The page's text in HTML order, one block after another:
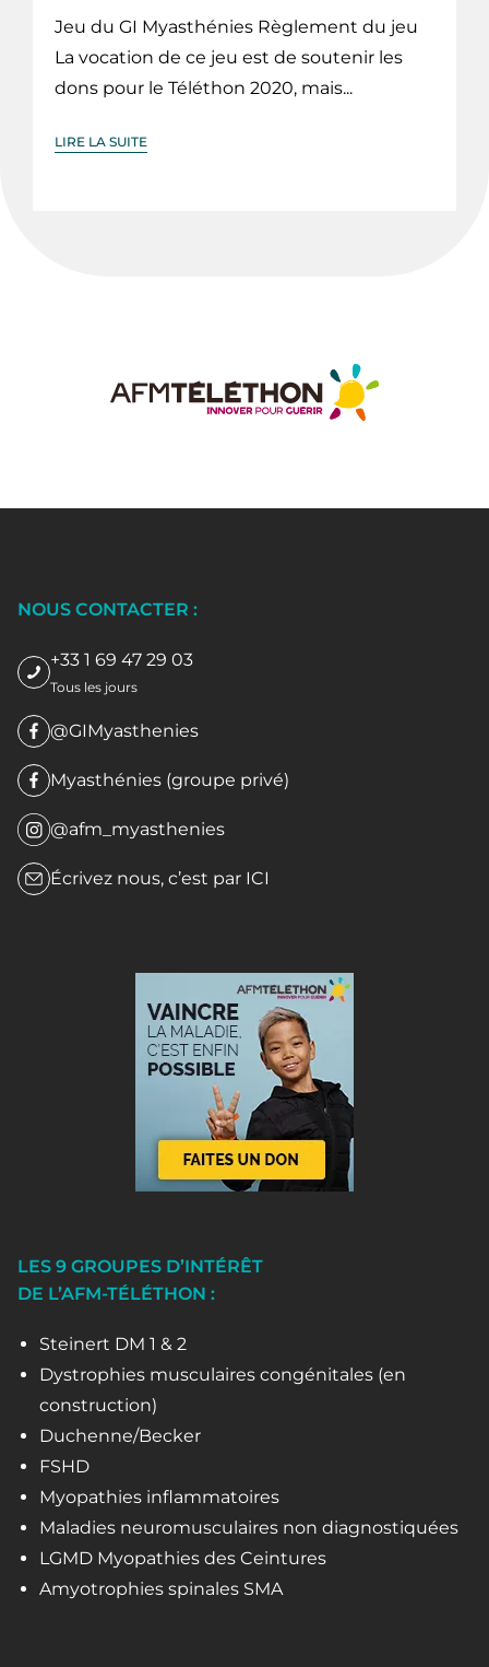
Jeu du GI Myasthénies Règlement du jeu
La vocation de ce jeu est de soutenir les
dons pour le Téléthon 2020, mais...
LIRE LA SUITE
NOUS CONTACTER :
+33 1 69 47 29 03
Tous les jours
@GIMyasthenies
Myasthénies (groupe privé)
@afm_myasthenies
Écrivez nous, c’est par ICI
LES 9 GROUPES D’INTÉRÊT
DE L’AFM-TÉLÉTHON :
Steinert DM 1 & 2
Dystrophies musculaires congénitales (en
construction)
Duchenne/Becker
FSHD
Myopathies inflammatoires
Maladies neuromusculaires non diagnostiquées
LGMD Myopathies des Ceintures
Amyotrophies spinales SMA